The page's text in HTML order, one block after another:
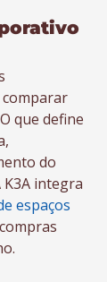
que define
do
K3A integra
espaços